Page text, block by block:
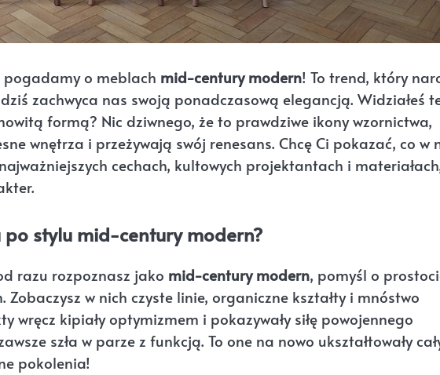
pogadamy o meblach mid-century modern! To trend, który
zachwyca nas swoją ponadczasową elegancją. Widziałeś
formą? Nic dziwnego, że to prawdziwe ikony wzornictwa,
wnętrza i przeżywają swój renesans. Chcę Ci pokazać, co w
cechach, kultowych projektantach i
stylu mid-century modern?
razu rozpoznasz jako mid-century modern, pomyśl o
w nich czyste linie, organiczne kształty i mnóstwo
wręcz kipiały optymizmem i pokazywały siłę powojennego
szła w parze z funkcją. To one na nowo ukształtowały
pokolenia!